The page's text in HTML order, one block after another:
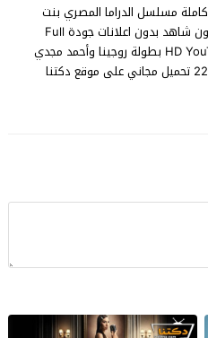
مشاهدة بنت السلطان الحلقة 22 كاملة مسلسل الدراما المصري بنت
السلطان الحلقة 22 الثانية والعشرون شاهد بدون اعلانات جودة Full
HD YouTube Online 1080p 720p 480p بطولة روجينا وأحمد مجدي